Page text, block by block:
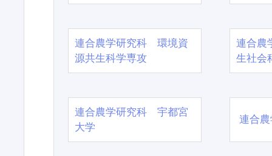
連合農学研究科 環境資
源共生科学専攻
連合農
生社会
連合農学研究科 宇都宮
大学
連合